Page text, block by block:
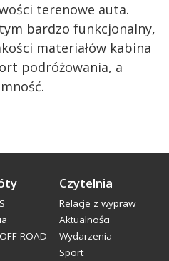
terenowe auta.
bardzo funkcjonalny,
materiałów kabina
podróżowania, a
ROAD
Czytelnia
Relacje z wypraw
Aktualności
Wydarzenia
Sport